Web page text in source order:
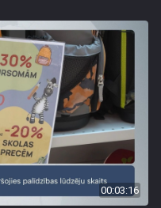
00:03:16